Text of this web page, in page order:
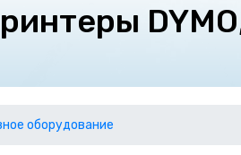
ПОСТАВЩИКИ
оборудование